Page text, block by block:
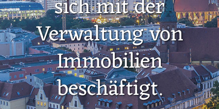
sich mit der
Verwaltung von
Immobilien
beschäftigt.